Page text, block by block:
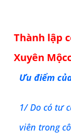
Thành lập
Xuyên Mộc
Ưu điểm
1/ Do có tư
viên trong